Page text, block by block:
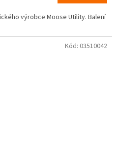
výrobce Moose Utility. Balení
Kód: 03510042